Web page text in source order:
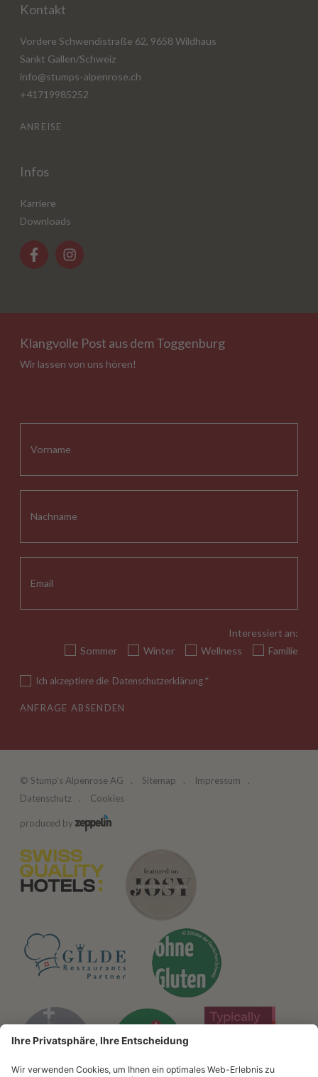
Kontakt
Vordere Schwendistraße 62, 9658 Wildhaus
Sankt Gallen/Schweiz
info@stumps-alpenrose.ch
+41719985252
ANREISE
Infos
Karriere
Downloads
Klangvolle Post aus dem Toggenburg
Wir lassen von uns hören!
Interessiert an:
Sommer
Winter Wellness Familie
Ich akzeptiere die Datenschutzerklärung*
ANFRAGE ABSENDEN
© Stump's Alpenrose AG Sitemap
Impressum
Datenschutz
Cookies
produced by